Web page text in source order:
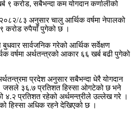
८३ अनुसार चालु आर्थिक वर्षमा नेपालको
करोड रुपैयाँ पुगेको छ ।
बुधवार सार्वजनिक गरेको आर्थिक सर्वेक्षण
वर्षमा अर्थतन्त्रको आकार ६६ खर्ब बढी पुगेको
प्रदेश अनुसार सबैभन्दा धेरै योगदान
जसले ३६.७ प्रतिशत हिस्सा ओगटेको छ भने
४.२ प्रतिशत रहेको अर्थमन्त्रीले उल्लेख गरे ।
हिस्सा अधिक रहने देखिएको छ ।